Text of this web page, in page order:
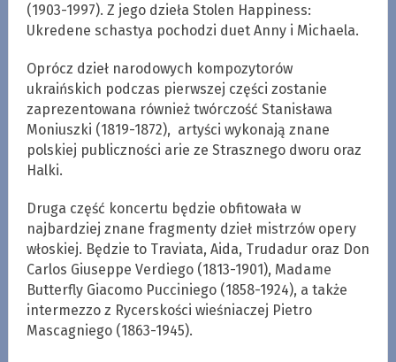
(1903-1997). Z jego dzieła Stolen Happiness:
Ukredene schastya pochodzi duet Anny i Michaela.
Oprócz dzieł narodowych kompozytorów
ukraińskich podczas pierwszej części zostanie
zaprezentowana również twórczość Stanisława
Moniuszki (1819-1872), artyści wykonają znane
polskiej publiczności arie ze Strasznego dworu oraz
Halki.
Druga część koncertu będzie obfitowała w
najbardziej znane fragmenty dzieł mistrzów opery
włoskiej. Będzie to Traviata, Aida, Trudadur oraz Don
Carlos Giuseppe Verdiego (1813-1901), Madame
Butterfly Giacomo Pucciniego (1858-1924), a także
intermezzo z Rycerskości wieśniaczej Pietro
Mascagniego (1863-1945).